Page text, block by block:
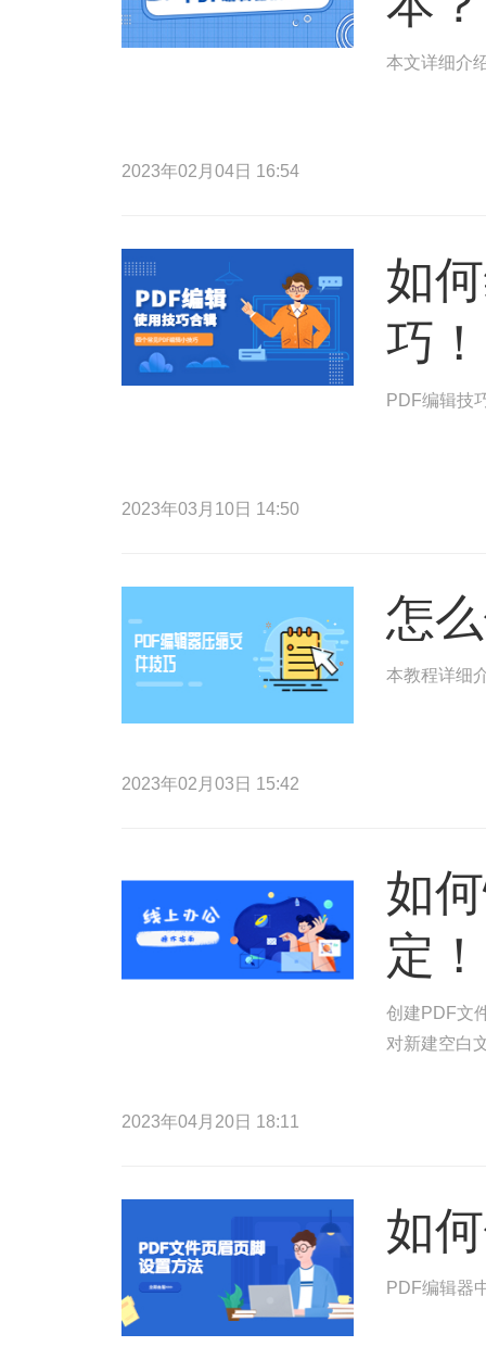
本文详细介
2023年02月04日 16:54
如
巧！
PDF编辑技
2023年03月10日 14:50
怎
本教程详细
2023年02月03日 15:42
如
定！
创建PDF文
对新建空白
2023年04月20日 18:11
如
PDF编辑器